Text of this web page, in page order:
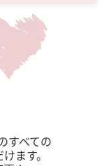
すべての
ます。